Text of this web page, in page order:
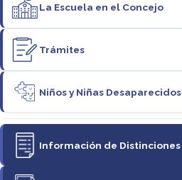
La Escuela en el Concejo
Trámites
Niños y Niñas Desaparecidos
Información de Distinciones